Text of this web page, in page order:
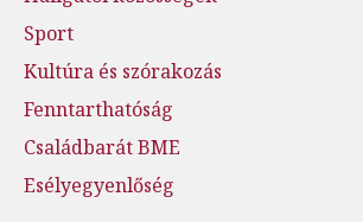
Sport
Kultúra és szórakozás
Fenntarthatóság
Családbarát BME
Esélyegyenlőség